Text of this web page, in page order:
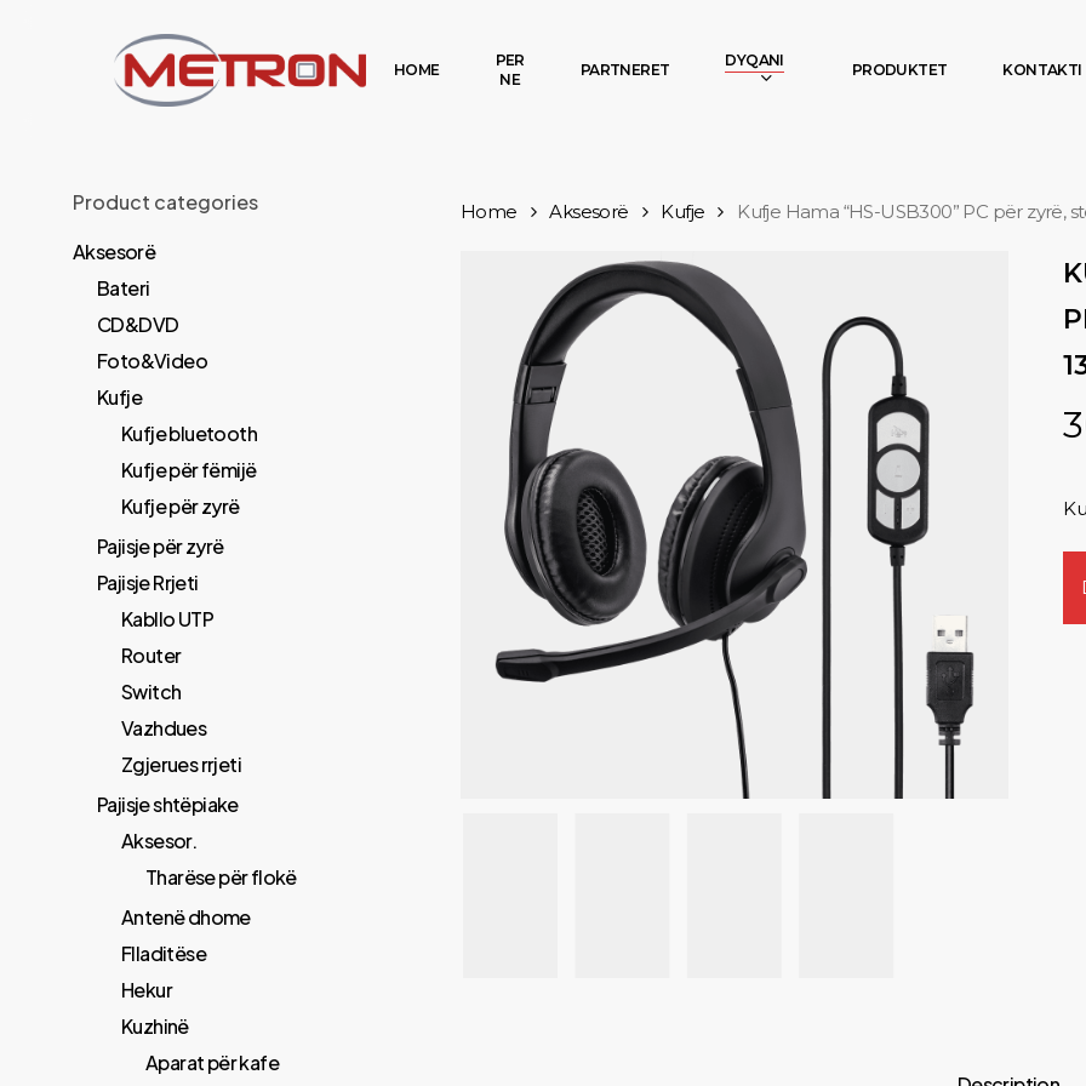
HOME
PER
NE
PARTNERET
DYQANI
PRODUKTET KONTAKTI
Product categories
Aksesorë
Bateri
CD&DVD
Foto&Video
Kufje
Kufje bluetooth
Kufje për fëmijë
Kufje për zyrë
Pajisje për zyrë
Pajisje Rrjeti
Kabllo UTP
Router
Switch
Vazhdues
Zgjerues rrjeti
Pajisje shtëpiake
Aksesor.
Tharëse për flokë
Antenë dhome
Flladitëse
Hekur
Kuzhinë
Aparat për kafe
Home Aksesorë Kufje Kufje Hama “HS-USB300” PC për zyrë,